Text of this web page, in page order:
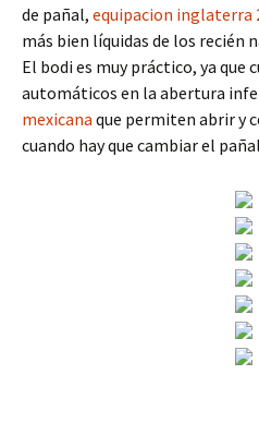
de pañal, equipacion inglaterra
más bien líquidas de los recién
El bodi es muy práctico, ya que
automáticos en la abertura
mexicana que permiten abrir y
cuando hay que cambiar el